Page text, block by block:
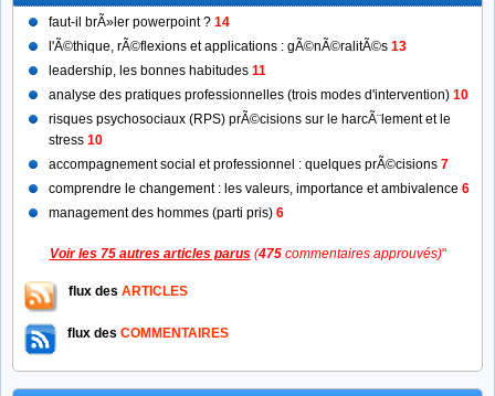
faut-il brÃ»ler powerpoint ? 14
l'Ã©thique, rÃ©flexions et applications : gÃ©nÃ©ralitÃ©s 13
leadership, les bonnes habitudes 11
analyse des pratiques professionnelles (trois modes d'intervention) 10
risques psychosociaux (RPS) prÃ©cisions sur le harcÃ¨lement et le
stress 10
accompagnement social et professionnel : quelques prÃ©cisions 7
comprendre le changement : les valeurs, importance et ambivalence 6
management des hommes (parti pris) 6
Voir les 75 autres articles parus (475commentaires approuvés)"
flux des ARTICLES
flux des COMMENTAIRES